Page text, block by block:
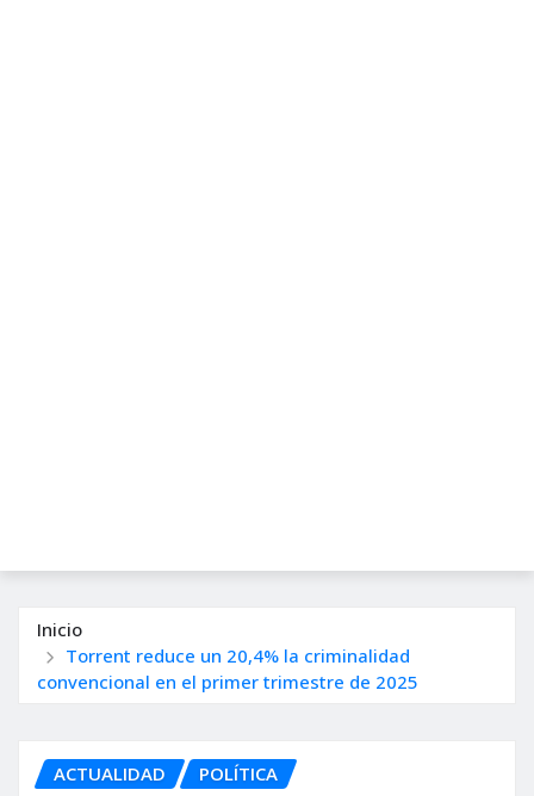
Inicio
Torrent reduce un 20,4% la criminalidad
convencional en el primer trimestre de 2025
ACTUALIDAD POLÍTICA